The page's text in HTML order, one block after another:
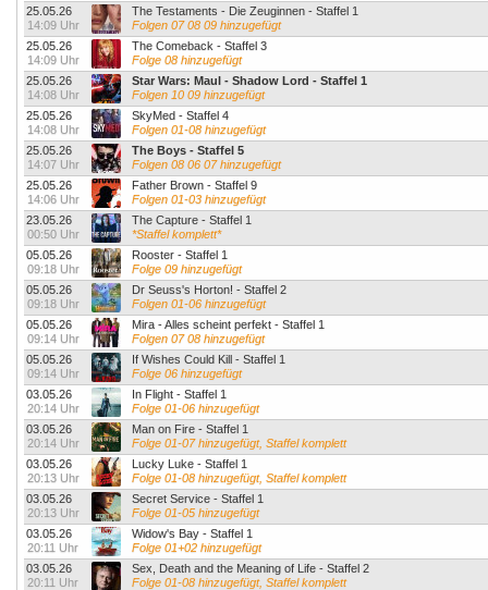
25.05.26
14:09 Uhr
The Testaments - Die Zeuginnen - Staffel 1
Folgen 07 08 09 hinzugefügt
25.05.26
14:09 Uhr
The Comeback - Staffel 3
Folge 08 hinzugefügt
25.05.26
14:08 Uhr
Star Wars: Maul - Shadow Lord - Staffel 1
Folgen 10 09 hinzugefügt
25.05.26
14:08 Uhr
SkyMed - Staffel 4
Folgen 01-08 hinzugefügt
25.05.26
14:07 Uhr
The Boys - Staffel 5
Folgen 08 06 07 hinzugefügt
25.05.26
14:06 Uhr
Father Brown - Staffel 9
Folgen 01-03 hinzugefügt
23.05.26
00:50 Uhr
The Capture - Staffel 1
*Staffel komplett*
05.05.26
09:18 Uhr
Rooster - Staffel 1
Folge 09 hinzugefügt
05.05.26
09:18 Uhr
Dr Seuss's Horton! - Staffel 2
Folgen 01-06 hinzugefügt
05.05.26
09:14 Uhr
Mira - Alles scheint perfekt - Staffel 1
Folgen 07 08 hinzugefügt
05.05.26
09:14 Uhr
If Wishes Could Kill - Staffel 1
Folge 06 hinzugefügt
03.05.26
20:14 Uhr
In Flight - Staffel 1
Folge 01-06 hinzugefügt
03.05.26
20:14 Uhr
Man on Fire - Staffel 1
Folge 01-07 hinzugefügt, Staffel komplett
03.05.26
20:13 Uhr
Lucky Luke - Staffel 1
Folge 01-08 hinzugefügt, Staffel komplett
03.05.26
20:13 Uhr
Secret Service - Staffel 1
Folge 01-05 hinzugefügt
03.05.26
20:11 Uhr
Widow's Bay - Staffel 1
Folge 01+02 hinzugefügt
03.05.26
20:11 Uhr
Sex, Death and the Meaning of Life - Staffel 2
Folge 01-08 hinzugefügt, Staffel komplett